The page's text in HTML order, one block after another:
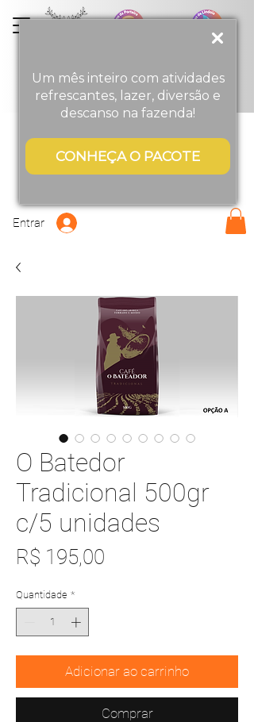
Um mês inteiro com atividades
refrescantes, lazer, diversão e
descanso na fazenda!
CONHEÇA O PACOTE
Entrar
O Batedor
Tradicional 500gr
c/5 unidades
R$ 195,00
Quantidade *
Adicionar ao carrinho
Comprar